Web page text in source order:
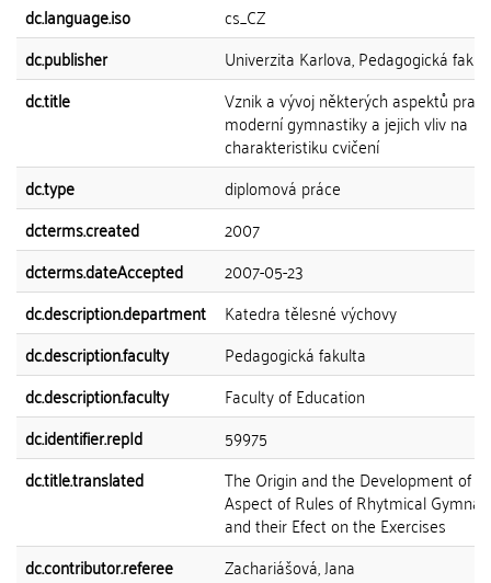
dc.language.iso
cs_CZ
dc.publisher
Univerzita Karlova, Pedagogická
dc.title
Vznik a vývoj některých aspektů
moderní gymnastiky a jejich vliv na
charakteristiku cvičení
dc.type
diplomová práce
dcterms.created
2007
dcterms.dateAccepted
2007-05-23
dc.description.department
Katedra tělesné výchovy
dc.description.faculty
Pedagogická fakulta
dc.description.faculty
Faculty of Education
dc.identifier.repId
59975
dc.title.translated
The Origin and the Development of
Aspect of Rules of Rhytmical
and their Efect on the Exercises
dc.contributor.referee
Zachariášová, Jana